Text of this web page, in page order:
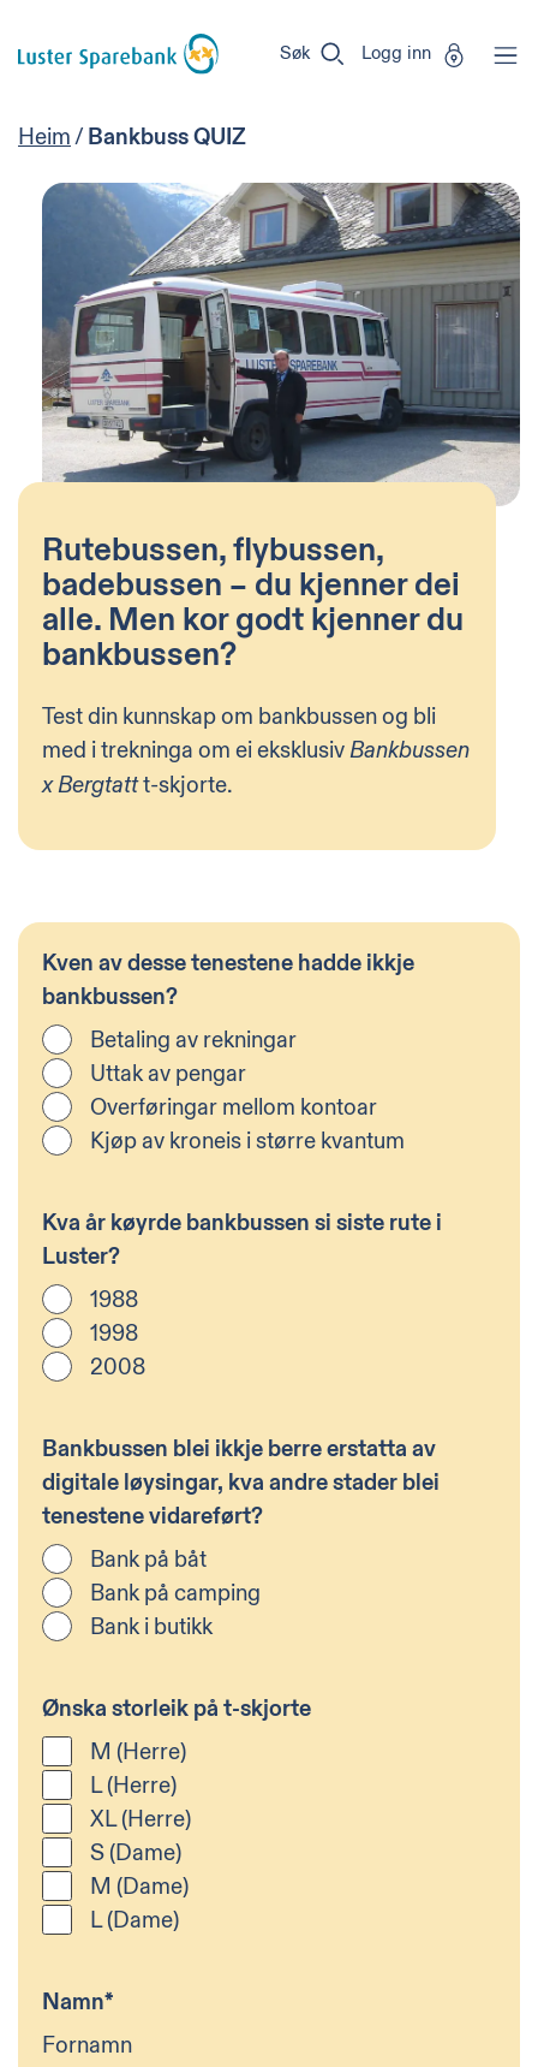
Sparebank
Søk Logg inn
Heim/ Bankbuss QUIZ
Rutebussen, flybussen,
badebussen – du kjenner dei
alle. Men kor godt kjenner du
bankbussen?
Test din kunnskap om bankbussen og bli
med i trekninga om ei eksklusiv Bankbussen
x Bergtattt-skjorte.
Kven av desse tenestene hadde ikkje
bankbussen?
Betaling av rekningar
Uttak av pengar
Overføringar mellom kontoar
Kjøp av kroneis i større kvantum
Kva år køyrde bankbussen si siste rute i
Luster?
1988
1998
2008
Bankbussen blei ikkje berre erstatta av
digitale løysingar, kva andre stader blei
tenestene vidareført?
Bank på båt
Bank på camping
Bank i butikk
Ønska storleik på t-skjorte
M (Herre)
L (Herre)
XL (Herre)
S (Dame)
M (Dame)
L (Dame)
Namn*
Fornamn
er
Miljøfyrtårn-